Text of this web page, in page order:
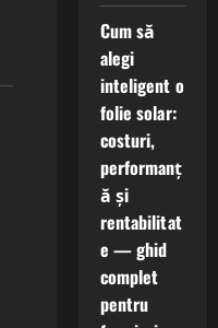
Cum să
alegi
inteligent o
folie solar:
costuri,
performanț
ă și
rentabilitat
e — ghid
complet
pentru